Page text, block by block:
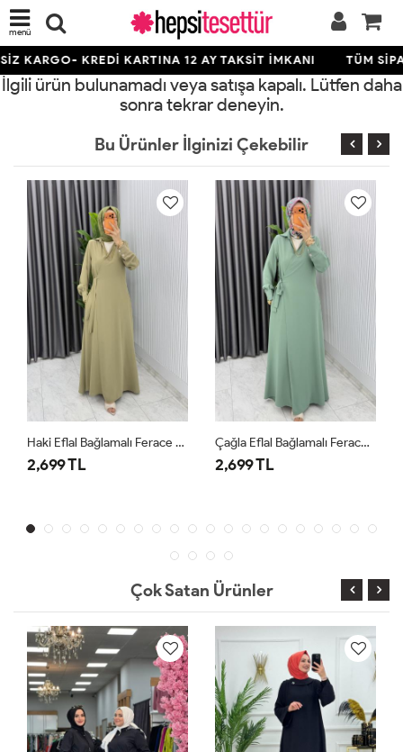
menü
KARGO- KREDİ KARTINA 12 AY TAKSİT İMKANI TÜM
İlgili ürün bulunamadı veya satışa kapalı. Lütfen daha
sonra tekrar deneyin.
Bu Ürünler İlginizi Çekebilir
Haki Eflal Bağlamalı Ferace Premium Seri Tesettür Giyim
2,699 TL
Çağla Eflal Bağlamalı Ferace Premium Seri Tesettür Giyim
2,699 TL
Çok Satan Ürünler